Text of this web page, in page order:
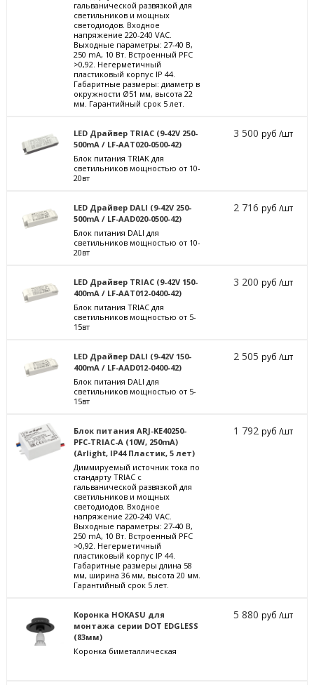
гальванической развязкой для
светильников и мощных
светодиодов. Входное
напряжение 220-240 VAC.
Выходные параметры: 27-40 В,
250 mА, 10 Вт. Встроенный PFC
>0,92. Негерметичный
пластиковый корпус IP 44.
Габаритные размеры: диаметр в
окружности Ø51 мм, высота 22
мм. Гарантийный срок 5 лет.
LED Драйвер TRIAC (9-42V 250-
500mA / LF-AAT020-0500-42)
Блок питания TRIAK для
светильников мощностью от 10-
20вт
3 500руб /шт
LED Драйвер DALI (9-42V 250-
500mA / LF-AAD020-0500-42)
Блок питания DALI для
светильников мощностью от 10-
20вт
2 716руб /шт
LED Драйвер TRIAC (9-42V 150-
400mA / LF-AAT012-0400-42)
Блок питания TRIAC для
светильников мощностью от 5-
15вт
3 200руб /шт
LED Драйвер DALI (9-42V 150-
400mA / LF-AAD012-0400-42)
Блок питания DALI для
светильников мощностью от 5-
15вт
2 505руб /шт
Блок питания ARJ-KE40250-
PFC-TRIAC-A (10W, 250mA)
(Arlight, IP44 Пластик, 5 лет)
Диммируемый источник тока по
стандарту TRIAC с
гальванической развязкой для
светильников и мощных
светодиодов. Входное
напряжение 220-240 VAC.
Выходные параметры: 27-40 В,
250 mА, 10 Вт. Встроенный PFC
>0,92. Негерметичный
пластиковый корпус IP 44.
Габаритные размеры длина 58
мм, ширина 36 мм, высота 20 мм.
Гарантийный срок 5 лет.
1 792руб /шт
Коронка HOKASU для
монтажа серии DOT EDGLESS
(83мм)
Коронка биметаллическая
5 880руб /шт